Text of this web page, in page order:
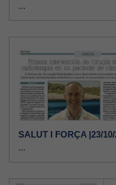
...
SALUT I FORÇA |23/
...